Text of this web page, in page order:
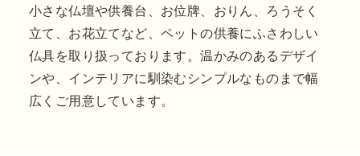
小さな仏壇や供養台、お位牌、おりん、ろうそく
立て、お花立てなど、ペットの供養にふさわしい
仏具を取り扱っております。温かみのあるデザイ
ンや、インテリアに馴染むシンプルなものまで幅
広くご用意しています。